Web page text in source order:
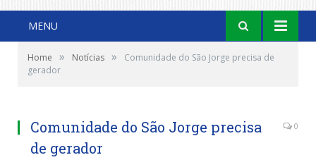
MENU
Home » Notícias »
Comunidade do São Jorge precisa de
gerador
Comunidade do São Jorge precisa
de gerador
0